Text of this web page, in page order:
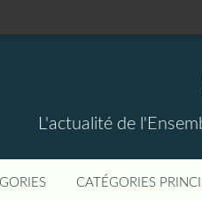
L'actualité de
CATÉGORIES